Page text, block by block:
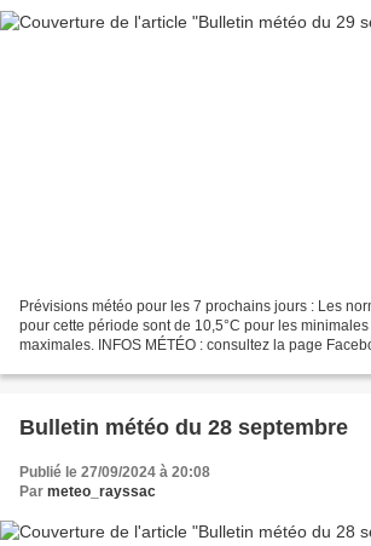
Prévisions météo pour les 7 prochains jours : Les
pour cette période sont de 10,5°C pour les
maximales. INFOS MÉTÉO : consultez la page
Bulletin météo du 28 septembre
Publié le 27/09/2024 à 20:08
Par meteo_rayssac